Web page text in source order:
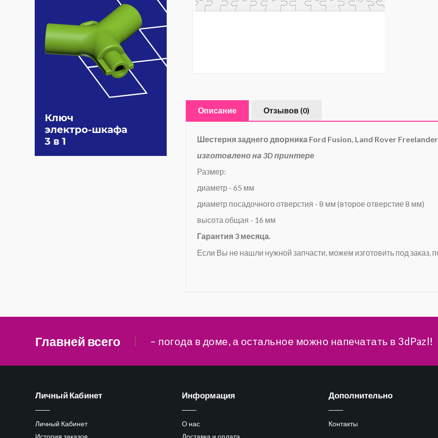
Описание Отзывов (0)
Шестерня заднего дворника Ford Fusion, Land Rover
изготовлено на 3D принтере
Размер:
диаметр - 65 мм
диаметр посадочного отверстия - 8 мм (второе отверстие 8 мм)
высота общая - 16 мм
Гарантия 3 месяца.
Если Вы не нашли нужной запчасти, можем изготовить под заказ,
Главней всего – погода в доме, а остальное можно напечатать в 3dPazl!
Личный Кабинет
Личный Кабинет
Информация
О нас
Дополнительно
Контакты